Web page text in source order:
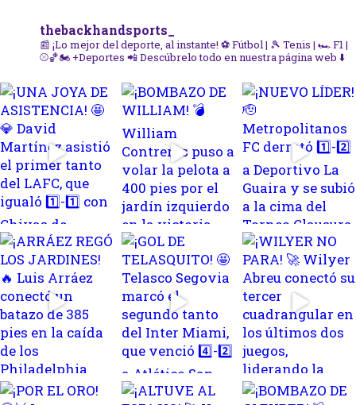
thebackhandsports_
📰 ¡Lo mejor del deporte, al instante! ⚽ Fútbol | 🎾 Tenis | 🏎️ F1 |
⚾🏀🏍️ +Deportes 📲 Descúbrelo todo en nuestra página web ⬇️